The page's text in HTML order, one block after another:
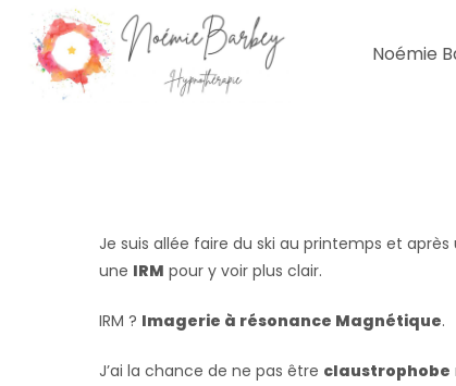
Noémie
Je suis allée faire du ski au printemps et
une IRM pour y voir plus clair.
IRM ? Imagerie à résonance Magnétique.
J’ai la chance de ne pas être claustrophobe